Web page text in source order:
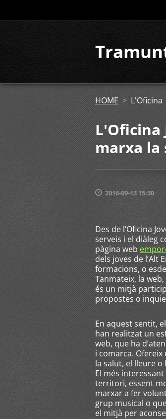
HOME >
L'Oficina
marxa la
2016-09-13 15:30
Des de l’Oficina
serveis i el diàleg
pàgina web
dels joves de l’Alt
formacions, o
Tanmateix, la
és un mitjà
propostes o
En aquest sentit,
han realitzat un
web, que ha
i comarca.
la salut, el lleure o
El més
territori, essent
marxar a fer
grup musical o
el mitjà per